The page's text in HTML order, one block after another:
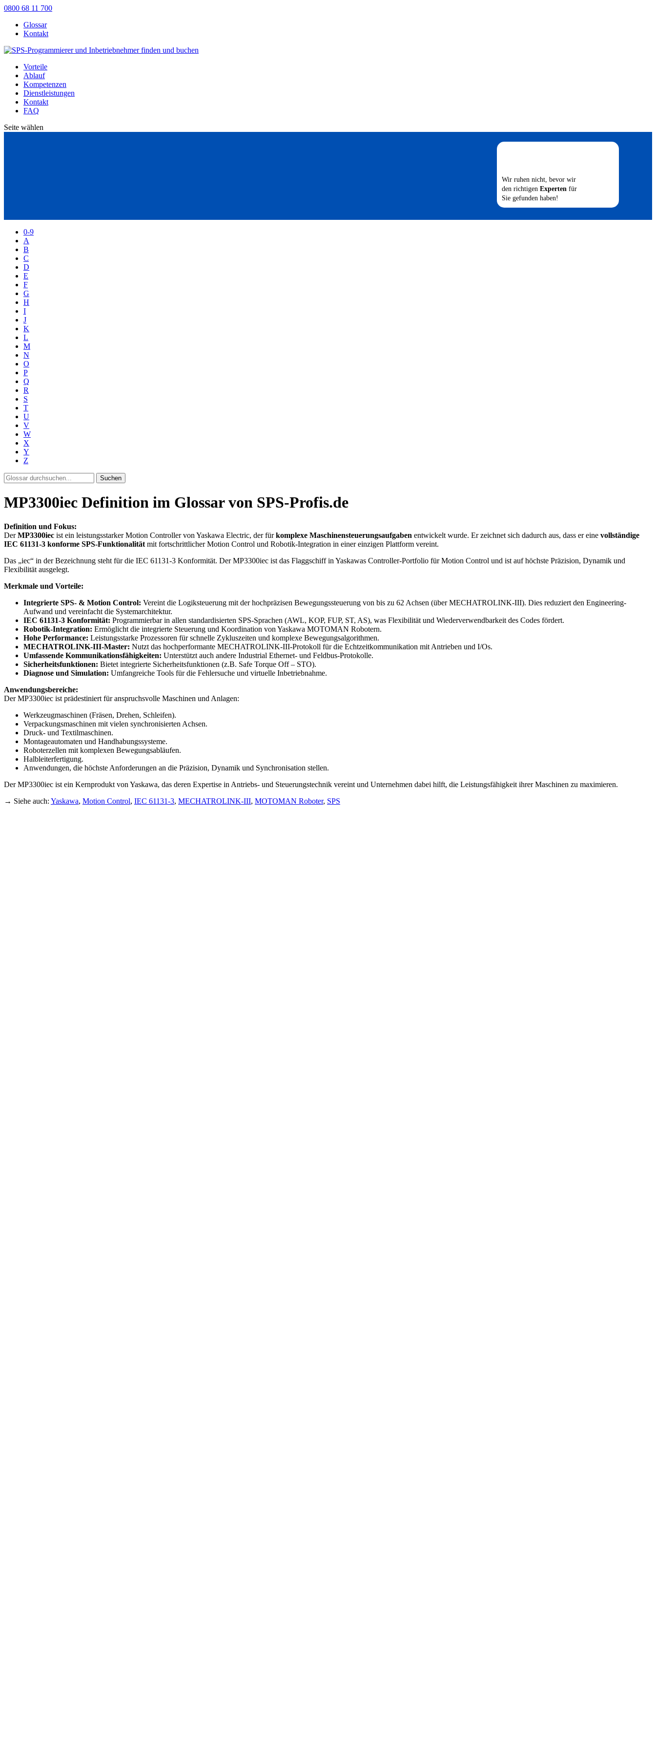
0800 68 11 700
Glossar
Kontakt
Vorteile
Ablauf
Kompetenzen
Dienstleistungen
Kontakt
FAQ
Seite wählen
Wir ruhen nicht, bevor wir
den richtigen Experten für
Sie gefunden haben!
0-9
A
B
C
D
E
F
G
H
I
J
K
L
M
N
O
P
Q
R
S
T
U
V
W
X
Y
Z
Suchen
MP3300iec Definition im Glossar von SPS-Profis.de
Definition und Fokus:
DerMP3300iec ist ein leistungsstarker Motion Controller von Yaskawa Electric, der fürkomplexe Maschinensteuerungsaufgaben entwickelt wurde. Er zeichnet sich dadurch aus, dass er eine vollständige
IEC 61131-3 konforme SPS-Funktionalität mit fortschrittlicher Motion Control und Robotik-Integration in einer einzigen Plattform vereint.
Das „iec“ in der Bezeichnung steht für die IEC 61131-3 Konformität. Der MP3300iec ist das Flaggschiff in Yaskawas Controller-Portfolio für Motion Control und ist auf höchste Präzision, Dynamik und
Flexibilität ausgelegt.
Merkmale und Vorteile:
Integrierte SPS- & Motion Control: Vereint die Logiksteuerung mit der hochpräzisen Bewegungssteuerung von bis zu 62 Achsen (über MECHATROLINK-III). Dies reduziert den Engineering-
Aufwand und vereinfacht die Systemarchitektur.
IEC 61131-3 Konformität: Programmierbar in allen standardisierten SPS-Sprachen (AWL, KOP, FUP, ST, AS), was Flexibilität und Wiederverwendbarkeit des Codes fördert.
Robotik-Integration: Ermöglicht die integrierte Steuerung und Koordination von Yaskawa MOTOMAN Robotern.
Hohe Performance: Leistungsstarke Prozessoren für schnelle Zykluszeiten und komplexe Bewegungsalgorithmen.
MECHATROLINK-III-Master: Nutzt das hochperformante MECHATROLINK-III-Protokoll für die Echtzeitkommunikation mit Antrieben und I/Os.
Umfassende Kommunikationsfähigkeiten: Unterstützt auch andere Industrial Ethernet- und Feldbus-Protokolle.
Sicherheitsfunktionen: Bietet integrierte Sicherheitsfunktionen (z.B. Safe Torque Off – STO).
Diagnose und Simulation: Umfangreiche Tools für die Fehlersuche und virtuelle Inbetriebnahme.
Anwendungsbereiche:
Der MP3300iec ist prädestiniert für anspruchsvolle Maschinen und Anlagen:
Werkzeugmaschinen (Fräsen, Drehen, Schleifen).
Verpackungsmaschinen mit vielen synchronisierten Achsen.
Druck- und Textilmaschinen.
Montageautomaten und Handhabungssysteme.
Roboterzellen mit komplexen Bewegungsabläufen.
Halbleiterfertigung.
Anwendungen, die höchste Anforderungen an die Präzision, Dynamik und Synchronisation stellen.
Der MP3300iec ist ein Kernprodukt von Yaskawa, das deren Expertise in Antriebs- und Steuerungstechnik vereint und Unternehmen dabei hilft, die Leistungsfähigkeit ihrer Maschinen zu maximieren.
→ Siehe auch: Yaskawa, Motion Control, IEC 61131-3, MECHATROLINK-III, MOTOMAN Roboter, SPS